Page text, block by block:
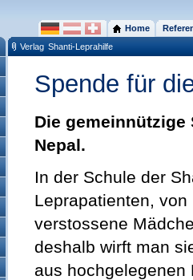
Home
Verlag Shanti-Leprahilfe
Spende für
Die
Nepal.
In der Schule der
Leprapatienten,
verstossene
deshalb wirft man
aus hochgelegenen